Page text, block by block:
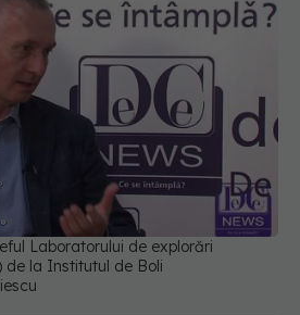
Laboratorului de explorări
la Institutul de Boli